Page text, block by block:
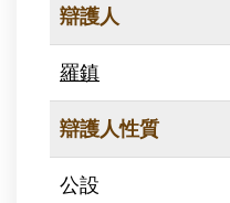
辯護人
羅鎮
辯護人性質
公設